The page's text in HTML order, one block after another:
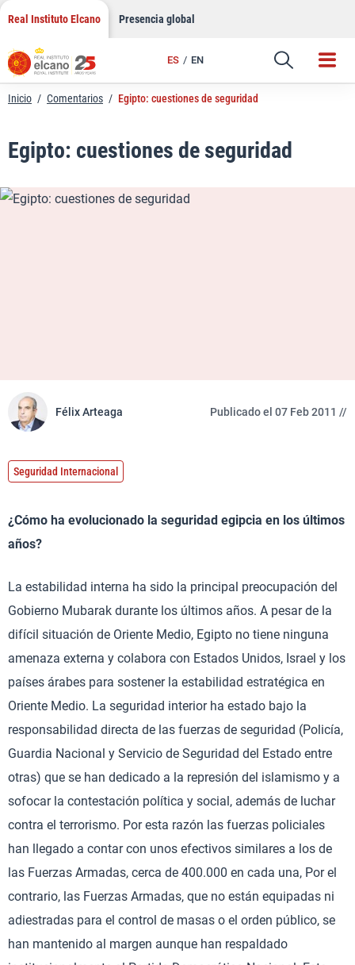
Saltar
contenido
Real Instituto Elcano Presencia global
ES EN
Enlace
Inicio / Comentarios / Egipto: cuestiones de seguridad
Egipto: cuestiones de seguridad
Félix Arteaga Publicado el 07 Feb 2011 //
Seguridad Internacional
¿Cómo ha evolucionado la seguridad egipcia en los últimos
años?
La estabilidad interna ha sido la principal preocupación del
Gobierno Mubarak durante los últimos años. A pesar de la
difícil situación de Oriente Medio, Egipto no tiene ninguna
amenaza externa y colabora con Estados Unidos, Israel y los
países árabes para sostener la estabilidad estratégica en
Oriente Medio. La seguridad interior ha estado bajo la
responsabilidad directa de las fuerzas de seguridad (Policía,
Guardia Nacional y Servicio de Seguridad del Estado entre
otras) que se han dedicado a la represión del islamismo y a
sofocar la contestación política y social, además de luchar
contra el terrorismo. Por esta razón las fuerzas policiales
han llegado a contar con unos efectivos similares a los de
las Fuerzas Armadas, cerca de 400.000 en cada una, Por el
contrario, las Fuerzas Armadas, que no están equipadas ni
adiestradas para el control de masas o el orden público, se
han mantenido al margen aunque han respaldado